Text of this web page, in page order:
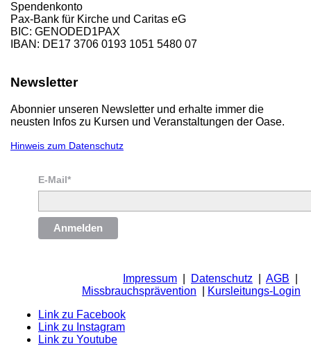
Spendenkonto
Pax-Bank für Kirche und Caritas eG
BIC: GENODED1PAX
IBAN: DE17 3706 0193 1051 5480 07
Newsletter
Abonnier unseren Newsletter und erhalte immer die
neusten Infos zu Kursen und Veranstaltungen der Oase.
Hinweis zum Datenschutz
E-Mail*
Anmelden
Impressum Datenschutz AGB
Missbrauchsprävention
Kursleitungs-Login
Link zu Facebook
Link zu Instagram
Link zu Youtube